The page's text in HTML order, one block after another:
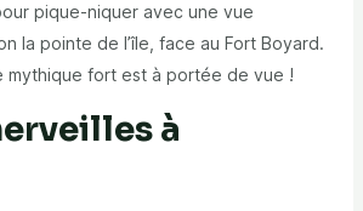
pique-niquer avec une vue
la pointe de l’île, face au Fort Boyard.
mythique fort est à portée de vue !
à